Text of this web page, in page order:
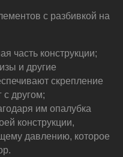
с разбивкой на
часть конструкции;
и другие
скрепление
с другом;
им опалубка
конструкции,
давлению, которое